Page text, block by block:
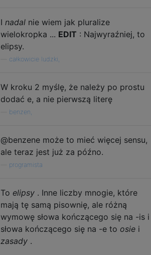
I nadal nie wiem jak pluralize
wielokropka ... EDIT : Najwyraźniej, to
elipsy.
całkowicie ludzki,
W kroku 2 myślę, że należy po prostu
dodać e, a nie pierwszą literę
benzen,
@benzene może to mieć więcej sensu,
ale teraz jest już za późno.
programista
To elipsy . Inne liczby mnogie, które
mają tę samą pisownię, ale różną
wymowę słowa kończącego się na -is i
słowa kończącego się na -e to osie i
zasady .